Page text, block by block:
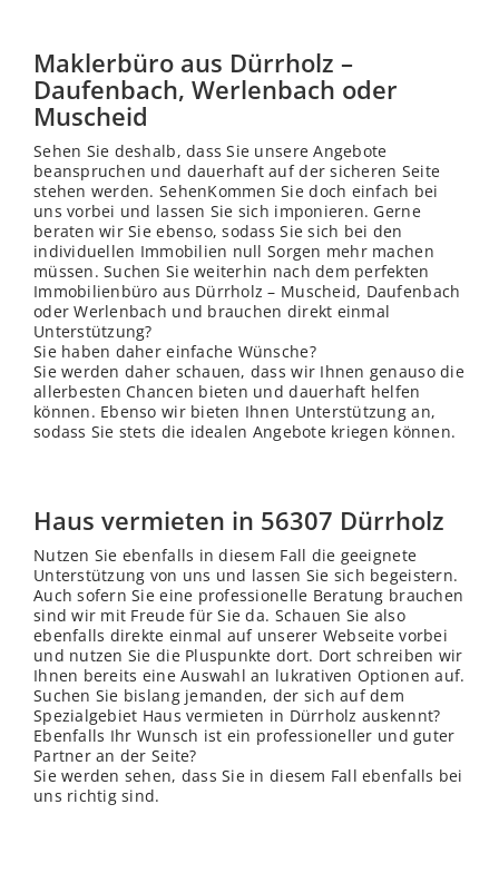
Maklerbüro aus Dürrholz –
Daufenbach, Werlenbach oder
Muscheid
Sehen Sie deshalb, dass Sie unsere Angebote
beanspruchen und dauerhaft auf der sicheren Seite
stehen werden. SehenKommen Sie doch einfach bei
uns vorbei und lassen Sie sich imponieren. Gerne
beraten wir Sie ebenso, sodass Sie sich bei den
individuellen Immobilien null Sorgen mehr machen
müssen. Suchen Sie weiterhin nach dem perfekten
Immobilienbüro aus Dürrholz – Muscheid, Daufenbach
oder Werlenbach und brauchen direkt einmal
Unterstützung?
Sie haben daher einfache Wünsche?
Sie werden daher schauen, dass wir Ihnen genauso die
allerbesten Chancen bieten und dauerhaft helfen
können. Ebenso wir bieten Ihnen Unterstützung an,
sodass Sie stets die idealen Angebote kriegen können.
Haus vermieten in 56307 Dürrholz
Nutzen Sie ebenfalls in diesem Fall die geeignete
Unterstützung von uns und lassen Sie sich begeistern.
Auch sofern Sie eine professionelle Beratung brauchen
sind wir mit Freude für Sie da. Schauen Sie also
ebenfalls direkte einmal auf unserer Webseite vorbei
und nutzen Sie die Pluspunkte dort. Dort schreiben wir
Ihnen bereits eine Auswahl an lukrativen Optionen auf.
Suchen Sie bislang jemanden, der sich auf dem
Spezialgebiet Haus vermieten in Dürrholz auskennt?
Ebenfalls Ihr Wunsch ist ein professioneller und guter
Partner an der Seite?
Sie werden sehen, dass Sie in diesem Fall ebenfalls bei
uns richtig sind.